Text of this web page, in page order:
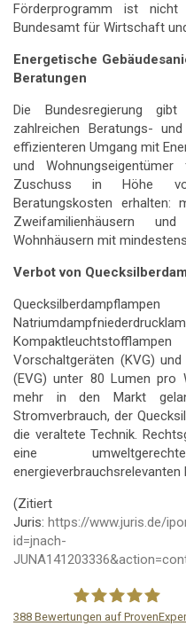
Förderprogramm ist
Bundesamt für Wirtschaft
Energetische
Beratungen
Die Bundesregierung
zahlreichen Beratungs-
effizienteren Umgang mit
und
Zuschuss in Höhe
Beratungskosten erhalten:
Zweifamilienhäusern
Wohnhäusern mit
Verbot von
Quecksilberdampflampen
Vorschaltgeräten (KVG)
(EVG) unter 80 Lumen pro
mehr in den Markt
Stromverbrauch, der
die veraltete Technik.
eine
energieverbrauchsrelevanten
Juris: https://www.juris.de/
id=jnach-
388 Bewertungen auf